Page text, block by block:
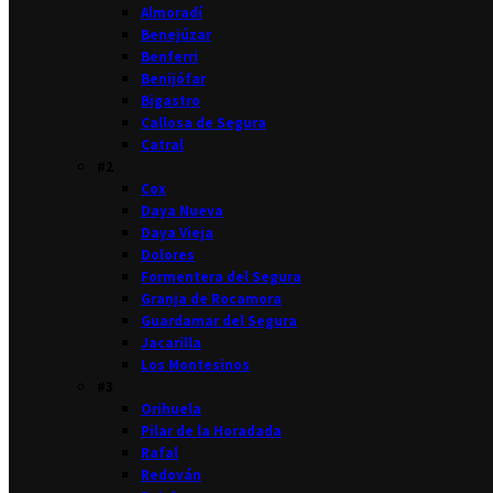
Almoradí
Benejúzar
Benferri
Benijófar
Bigastro
Callosa de Segura
Catral
Cox
Daya Nueva
Daya Vieja
Dolores
Formentera del Segura
Granja de Rocamora
Guardamar del Segura
Jacarilla
Los Montesinos
Orihuela
Pilar de la Horadada
Rafal
Redován